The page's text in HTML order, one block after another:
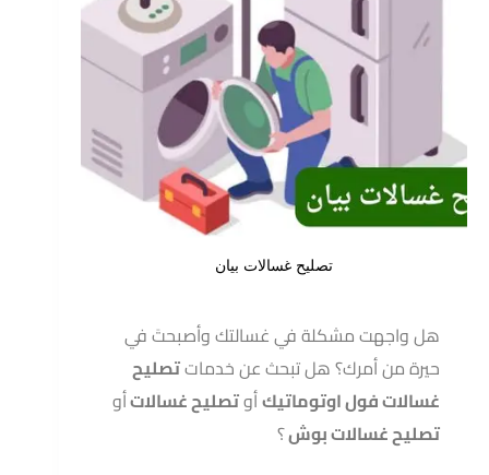
تصليح غسالات بيان
هل واجهت مشكلة في غسالتك وأصبحتَ في
حيرة من أمرك؟ هل تبحث عن خدماتتصليح
غسالات فول اوتوماتيكأوتصليح غسالاتأو
تصليح غسالات بوش؟